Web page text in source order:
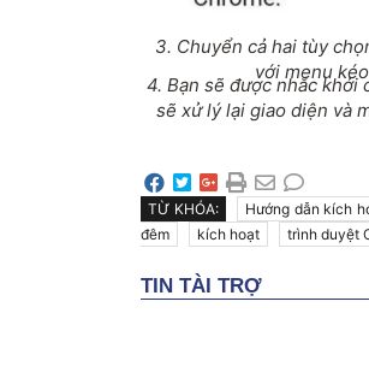
3. Chuyển cả hai tùy
với menu
4. Bạn sẽ được nhắc khởi
sẽ xử lý lại giao diện và
TỪ KHÓA: Hướng dẫn kích
đêm
kích hoạt trình duyệt